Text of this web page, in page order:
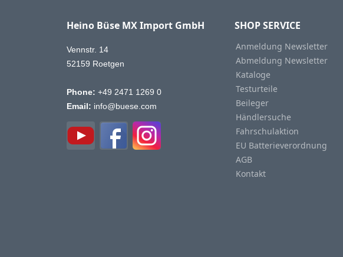
Heino Büse MX Import GmbH
Vennstr. 14
52159 Roetgen
Phone: +49 2471 1269 0
Email: info@buese.com
SHOP SERVICE
Anmeldung Newsletter
Abmeldung Newsletter
Kataloge
Testurteile
Beileger
Händlersuche
Fahrschulaktion
EU Batterieverordnung
AGB
Kontakt